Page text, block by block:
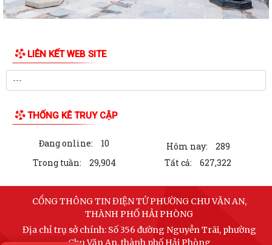
LIÊN KẾT WEB SITE
THỐNG KÊ TRUY CẬP
Đang online: 10 Hôm nay:
289
Trong tuần:
29,904 Tất cả: 627,322
CỔNG THÔNG TIN ĐIỆN TỬ PHƯỜNG CHU VĂN AN,
THÀNH PHỐ HẢI PHÒNG
Địa chỉ trụ sở chính: Số 356 đường Nguyễn Trãi, phường
Chu Văn An, thành phố Hải Phòng